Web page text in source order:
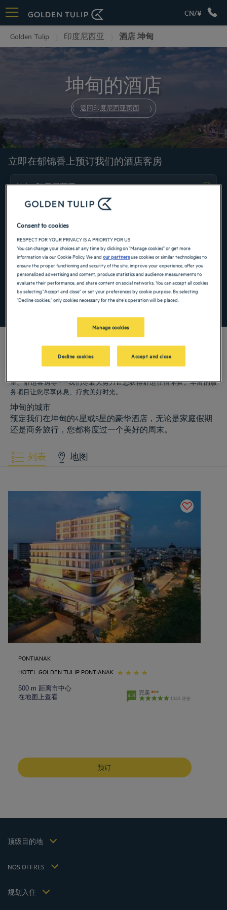
CN/¥
Golden Tulip 印度尼西亚 酒店 坤甸
坤甸的酒店
返回印度尼西亚页面
立即在郁锦香上预订我们的酒店客房
寻找酒店
添加特惠代码
室、舒适客房等——我们尽最大努力让您获得舒适住宿体验。丰富的服
务项目让您尽享休息、疗愈美好时光。
坤甸的城市
预定我们在坤甸的4星或5星的豪华酒店，无论是家庭假期
还是商务旅行，您都将度过一个美好的周末。
列表 地图
PONTIANAK
HOTEL GOLDEN TULIP PONTIANAK
500 m 距离市中心
在地图上查看
4.8 完美
1343 评价
预订
顶级目的地
峨嵋山酒店
昆明酒店
上海酒店
Hôtels Saint-Malo
NOS OFFRES
逍遥游优惠（含早餐）
规划入住
会议和活动
个人数据政策
Flavours Instant Benefit 通用使用条款和条件
Politiques de taxes 2023
Consent to cookies
RESPECT FOR YOUR PRIVACY IS A PRIORITY FOR US
You can change your choices at any time by clicking on "Manage cookies" or get more
information via our Cookie Policy. We andour partnersuse cookies or similar technologies to
ensure the proper functioning and security of the site, improve your experience, offer you
personalized advertising and content, produce statistics and audience measurements to
evaluate their performance, and share content on social networks. You can accept all cookies
by selecting "Accept and close" or set your preferences by cookie purpose. By selecting
"Decline cookies," only cookies necessary for the site's operation will be placed.
Manage cookies
Decline cookies Accept and close